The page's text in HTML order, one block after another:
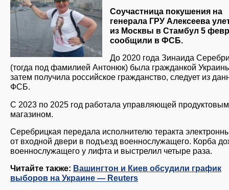
Соучастница покушения на
генерала ГРУ Алексеева
из Москвы в Стамбул 5
сообщили в ФСБ.
До 2020 года Зинаида
(тогда под фамилией Антонюк) была гражданкой
затем получила российское гражданство, следует из
ФСБ.
С 2023 по 2025 год работала управляющей продуктовым
магазином.
Серебрицкая передала исполнителю теракта
от входной двери в подъезд военнослужащего. Корба
военнослужащего у лифта и выстрелил четыре раза.
Читайте также: Вашингтон и Киев обсудили график
выборов на Украине — Reuters